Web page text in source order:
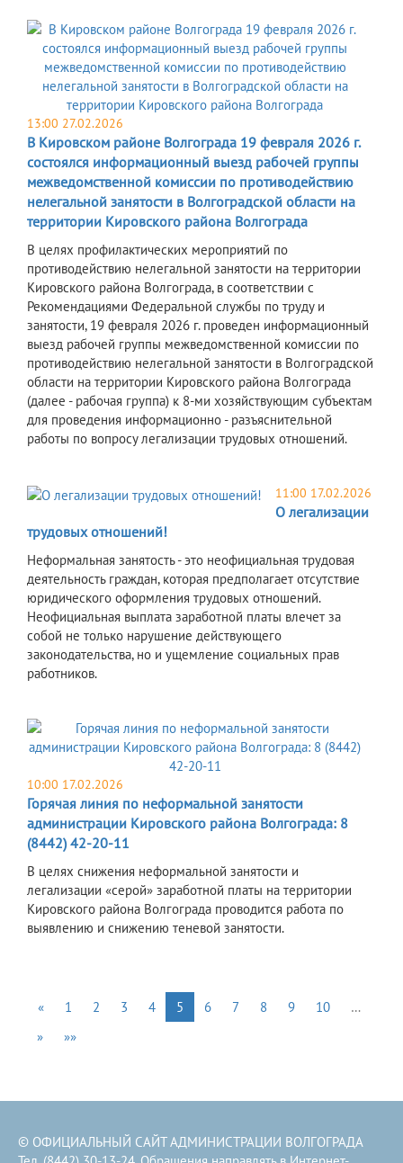
13:00 27.02.2026
В Кировском районе Волгограда 19 февраля 2026 г.
состоялся информационный выезд рабочей группы
межведомственной комиссии по противодействию
нелегальной занятости в Волгоградской области на
территории Кировского района Волгограда
В целях профилактических мероприятий по
противодействию нелегальной занятости на территории
Кировского района Волгограда, в соответствии с
Рекомендациями Федеральной службы по труду и
занятости, 19 февраля 2026 г. проведен информационный
выезд рабочей группы межведомственной комиссии по
противодействию нелегальной занятости в Волгоградской
области на территории Кировского района Волгограда
(далее - рабочая группа) к 8-ми хозяйствующим субъектам
для проведения информационно - разъяснительной
работы по вопросу легализации трудовых отношений.
11:00 17.02.2026
О легализации
трудовых отношений!
Неформальная занятость - это неофициальная трудовая
деятельность граждан, которая предполагает отсутствие
юридического оформления трудовых отношений.
Неофициальная выплата заработной платы влечет за
собой не только нарушение действующего
законодательства, но и ущемление социальных прав
работников.
10:00 17.02.2026
Горячая линия по неформальной занятости
администрации Кировского района Волгограда: 8
(8442) 42-20-11
В целях снижения неформальной занятости и
легализации «серой» заработной платы на территории
Кировского района Волгограда проводится работа по
выявлению и снижению теневой занятости.
« 1 2 3 4 5 6 7 8 9 10
…
»
»»
© ОФИЦИАЛЬНЫЙ САЙТ АДМИНИСТРАЦИИ ВОЛГОГРАДА